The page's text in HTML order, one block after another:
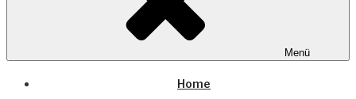
Menü
Home